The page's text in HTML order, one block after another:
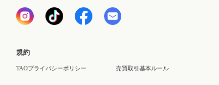
規約
TAOプライバシーポリシー 売買取引基本ルール